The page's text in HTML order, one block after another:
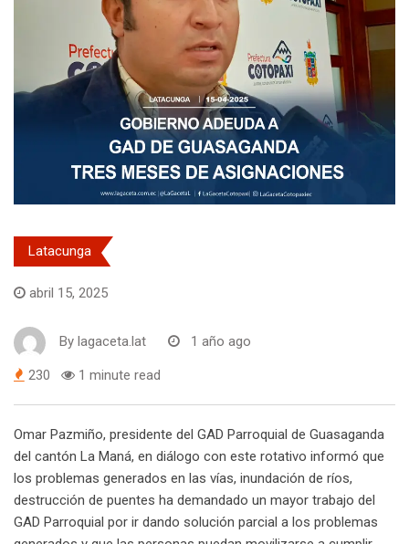
Latacunga
abril 15, 2025
By lagaceta.lat 1 año ago
230 1 minute read
Omar Pazmiño, presidente del GAD Parroquial de Guasaganda
del cantón La Maná, en diálogo con este rotativo informó que
los problemas generados en las vías, inundación de ríos,
destrucción de puentes ha demandado un mayor trabajo del
GAD Parroquial por ir dando solución parcial a los problemas